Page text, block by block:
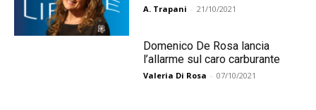
A. Trapani - 21/10/2021
Domenico De Rosa lancia
l’allarme sul caro carburante
Valeria Di Rosa - 07/10/2021